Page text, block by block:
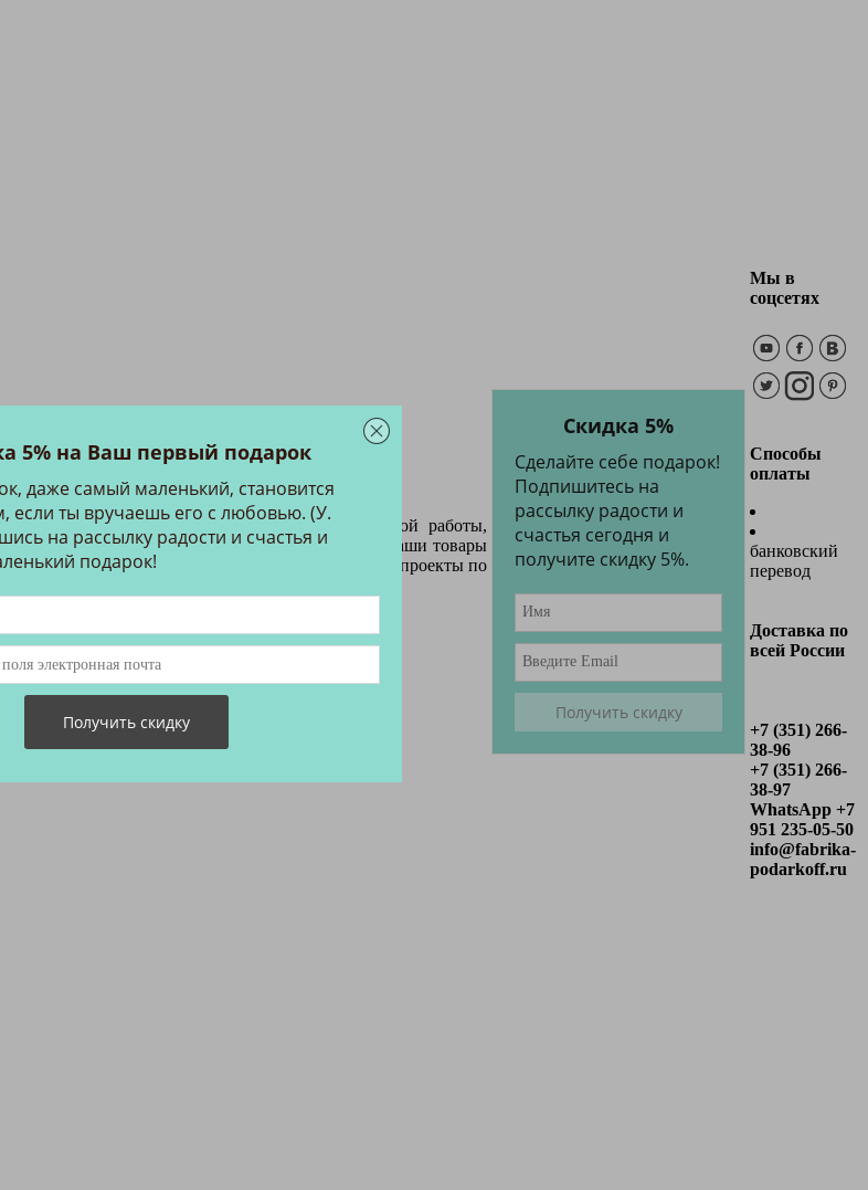
подарков, промосувениров, подарков ручной работы,
магазине, в России можно купить только у нас. Наши товары
на мануфактурах в Европе. Мы также выполняем проекты по
на сайте
Скидка 5%
Сделайте себе подарок!
Подпишитесь на
рассылку радости и
счастья сегодня и
получите скидку 5%.
Мы в
соцсетях
Способы
оплаты
банковский
перевод
Доставка по
всей России
+7 (351) 266-
38-96
+7 (351) 266-
38-97
WhatsApp +7
951 235-05-50
info@fabrika-
podarkoff.ru
5% на Ваш первый подарок
даже самый маленький, становится
если ты вручаешь его с любовью. (У.
на рассылку радости и счастья и
подарок!